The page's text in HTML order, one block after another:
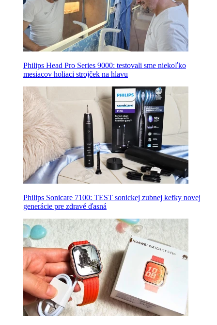
Philips Head Pro Series 9000: testovali sme niekoľko
mesiacov holiaci strojček na hlavu
Philips Sonicare 7100: TEST sonickej zubnej kefky novej
generácie pre zdravé ďasná